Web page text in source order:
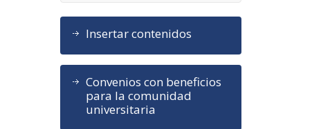
Insertar contenidos
Convenios con beneficios
para la comunidad
universitaria